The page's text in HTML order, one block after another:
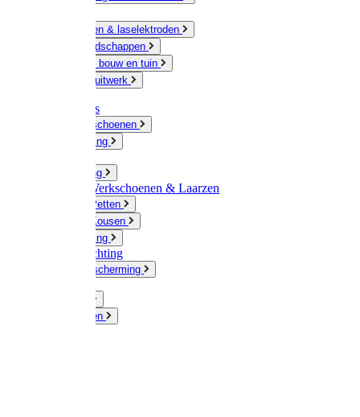
Slijpschijven & laselektroden
Handgereedschappen
IJzerwaren bouw en tuin
Hang en sluitwerk
Disposables
Werkhandschoenen
Regenkleding
Werkkleding
Wandel-/ Werkschoenen & Laarzen
Hoeden / Petten
Sokken / Kousen
Winterkleding
Winkelinrichting
Gelaatsbescherming
Knaagdieren